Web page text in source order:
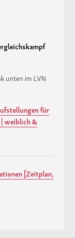
unten im LVN
für
| weiblich &
[Zeitplan,